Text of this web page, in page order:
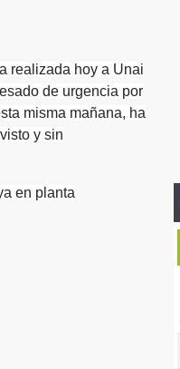
realizada hoy a Unai
de urgencia por
misma mañana, ha
y sin
en planta